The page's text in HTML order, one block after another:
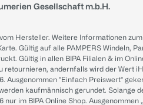
Gesellschaft m.b.H.
Hersteller. Weitere Informationen
Gültig auf alle PAMPERS Windeln,
Gültig in allen BIPA Filialen & im
retournieren, andernfalls wird der Wert
Ausgenommen "Einfach Preiswert"
kaufmännisch gerundet. Solange
nur im BIPA Online Shop.